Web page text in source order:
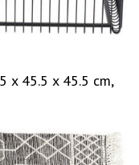
x 45.5 x 45.5 cm,